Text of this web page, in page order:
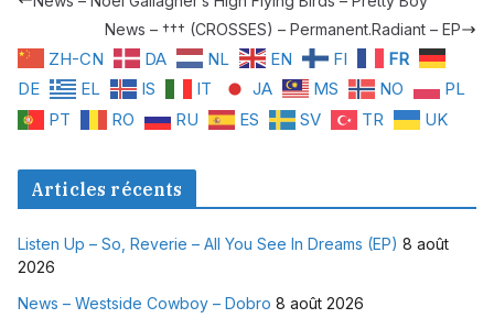
News – ††† (CROSSES) – Permanent.Radiant – EP
ZH-CN DA NL EN FI
FR
DE
EL IS IT JA MS NO
PL
PT
RO RU ES SV TR UK
Articles récents
Listen Up – So, Reverie – All You See In Dreams (EP) 8 août
2026
News – Westside Cowboy – Dobro 8 août 2026